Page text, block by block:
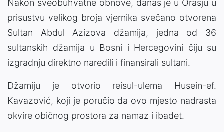
Nakon sveobuhvatne obnove, danas je u Orašju u
prisustvu velikog broja vjernika svečano otvorena
Sultan Abdul Azizova džamija, jedna od 36
sultanskih džamija u Bosni i Hercegovini čiju su
izgradnju direktno naredili i finansirali sultani.
Džamiju je otvorio reisul-ulema Husein-ef.
Kavazović, koji je poručio da ovo mjesto nadrasta
okvire običnog prostora za namaz i ibadet.